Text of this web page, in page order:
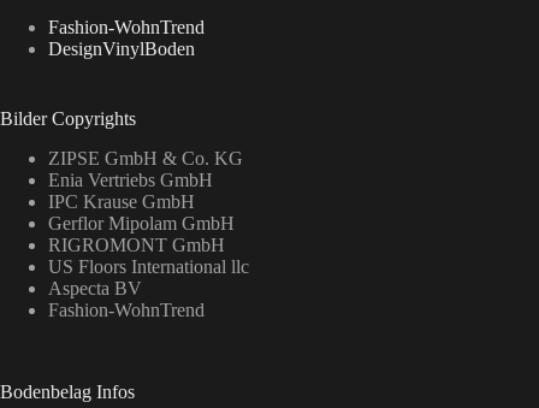
Fashion-WohnTrend
DesignVinylBoden
Bilder Copyrights
ZIPSE GmbH & Co. KG
Enia Vertriebs GmbH
IPC Krause GmbH
Gerflor Mipolam GmbH
RIGROMONT GmbH
US Floors International llc
Aspecta BV
Fashion-WohnTrend
Bodenbelag Infos